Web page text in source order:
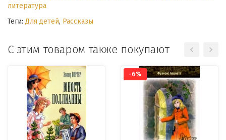
литература
Теги: Для детей, Рассказы
С этим товаром также покупают
-6%